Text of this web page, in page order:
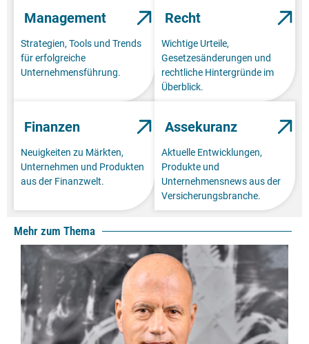
Management
Strategien, Tools und Trends
für erfolgreiche
Unternehmensführung.
Recht
Wichtige Urteile,
Gesetzesänderungen und
rechtliche Hintergründe im
Überblick.
Finanzen
Neuigkeiten zu Märkten,
Unternehmen und Produkten
aus der Finanzwelt.
Assekuranz
Aktuelle Entwicklungen,
Produkte und
Unternehmensnews aus der
Versicherungsbranche.
Mehr zum Thema